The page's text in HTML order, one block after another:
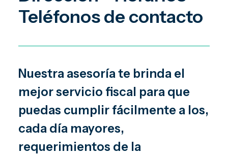
Teléfonos de contacto
Nuestra asesoría te brinda el
mejor servicio fiscal para que
puedas cumplir fácilmente a los,
cada día mayores,
requerimientos de la